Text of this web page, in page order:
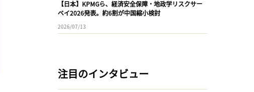
【日本】KPMGら、経済安全保障・地政学リスクサー
ベイ2026発表。約6割が中国縮小検討
2026/07/13
注目のインタビュー